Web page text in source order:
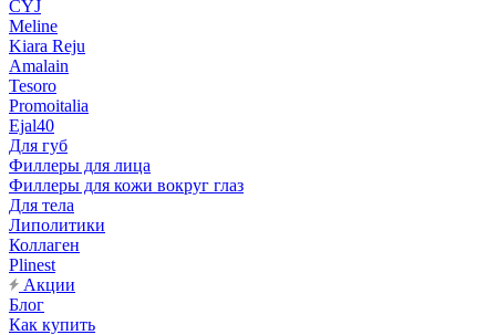
CYJ
Meline
Kiara Reju
Amalain
Tesoro
Promoitalia
Ejal40
Для губ
Филлеры для лица
Филлеры для кожи вокруг глаз
Для тела
Липолитики
Коллаген
Plinest
Акции
Блог
Как купить